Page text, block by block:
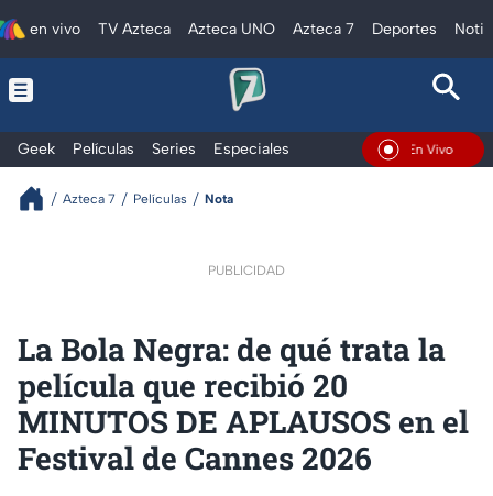
en vivo TV Azteca Azteca UNO Azteca 7 Deportes
Geek Películas Series Especiales En Vivo
Azteca 7 Películas Nota
PUBLICIDAD
La Bola Negra: de qué trata la
película que recibió 20
MINUTOS DE APLAUSOS en el
Festival de Cannes 2026